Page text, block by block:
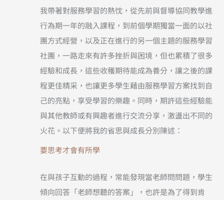
我帶著對服務學習的熱忱，從先前與督導協同教學進
行為期一年的融入課程，到前個學期獨當一面的以社
團方式經營，以及正在進行的另一個主題的服務學習
社團，一路走來有許多挫折與困境，但也累積了很多
經驗和成長，這些收穫期待能成為養分，讓之後的課
程更佳精采，也讓更多學生藉由服務學習方案找到自
己的亮點，享受學習的樂趣。同時，期許這些經驗能
與其他教師或有興趣者進行交流分享，激盪出不同的
火花。以下便將我的省思與成長分別陳述：
要思考才會有所學
在與孩子互動的過程，常能發現當老師問問題，學生
傾向回答「老師想聽的答案」，也許是為了得到肯